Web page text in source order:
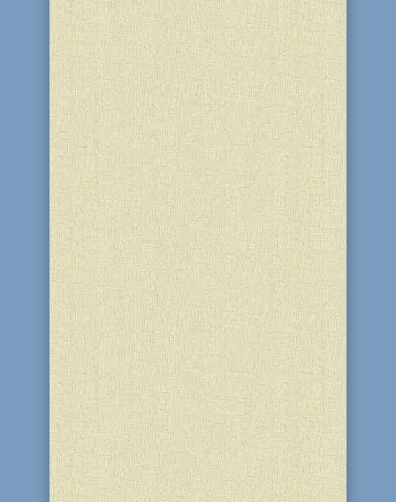
11 апреля – День, ставший знаковым в
истории Великой Отечественной
войны и человечества. История
человечества хранит много скорбных
дат и ужасающих деяний, многие из
которых пришлись на XX век,
вместивший сразу две мировых
войны. Одной из самых страшных
страниц...